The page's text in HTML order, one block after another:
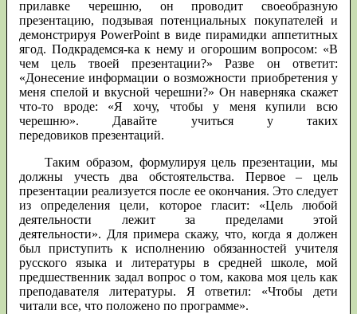
прилавке черешню, он проводит своеобразную
презентацию, подзывая потенциальных покупателей и
демонстрируя PowerPoint в виде пирамидки аппетитных
ягод. Подкрадемся-ка к нему и огорошим вопросом: «В
чем цель твоей презентации?» Разве он ответит:
«Донесение информации о возможности приобретения у
меня спелой и вкусной черешни?» Он наверняка скажет
что-то вроде: «Я хочу, чтобы у меня купили всю
черешню». Давайте учиться у таких
передовиков презентаций.
Таким образом, формулируя цель презентации, мы
должны учесть два обстоятельства. Первое – цель
презентации реализуется после ее окончания. Это следует
из определения цели, которое гласит: «Цель любой
деятельности лежит за пределами этой
деятельности». Для примера скажу, что, когда я должен
был приступить к исполнению обязанностей учителя
русского языка и литературы в средней школе, мой
предшественник задал вопрос о том, какова моя цель как
преподавателя литературы. Я ответил: «Чтобы дети
читали все, что положено по программе».